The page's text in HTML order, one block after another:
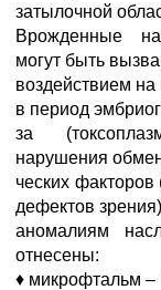
затылочной
Врожденные
могут быть
воздействием
в период
за
нарушения
ческих
дефектов
аномалиям
отнесены:
♦ микрофтальм –